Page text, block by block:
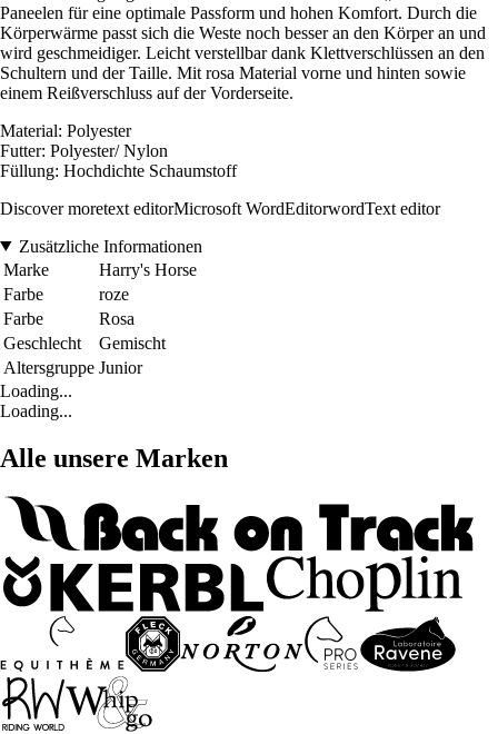
Paneelen für eine optimale Passform und hohen Komfort. Durch die
Körperwärme passt sich die Weste noch besser an den Körper an und
wird geschmeidiger. Leicht verstellbar dank Klettverschlüssen an den
Schultern und der Taille. Mit rosa Material vorne und hinten sowie
einem Reißverschluss auf der Vorderseite.
Material: Polyester
Futter: Polyester/ Nylon
Füllung: Hochdichte Schaumstoff
Discover moretext editorMicrosoft WordEditorwordText editor
Zusätzliche Informationen
Marke
Harry's Horse
Farbe
roze
Farbe
Rosa
Geschlecht
Gemischt
Altersgruppe Junior
Loading...
Loading...
Alle unsere Marken